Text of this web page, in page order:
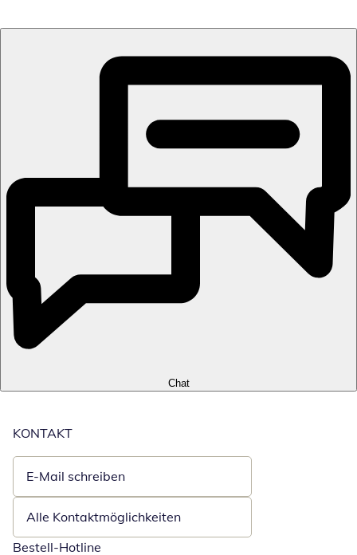
Chat
KONTAKT
E-Mail schreiben
Öffnet E-Mail-Client
Alle Kontaktmöglichkeiten
Bestell-Hotline